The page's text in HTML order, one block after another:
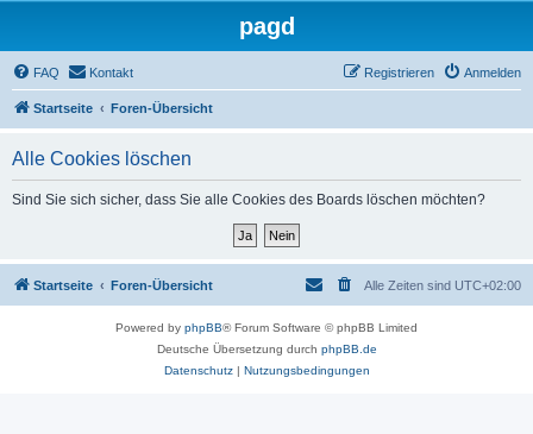
pagd
FAQ Kontakt Anmelden
Registrieren
Startseite Foren-Übersicht
Alle Cookies löschen
Sind Sie sich sicher, dass Sie alle Cookies des Boards löschen möchten?
Startseite Foren-Übersicht Alle Zeiten sind UTC+02:00
Powered by phpBB® Forum Software © phpBB Limited
Deutsche Übersetzung durch phpBB.de
Datenschutz| Nutzungsbedingungen